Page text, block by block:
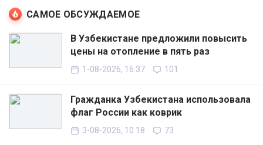
САМОЕ ОБСУЖДАЕМОЕ
В Узбекистане предложили повысить
цены на отопление в пять раз
1-08-2026, 16:37 101
Гражданка Узбекистана использовала
флаг России как коврик
3-08-2026, 10:18 73